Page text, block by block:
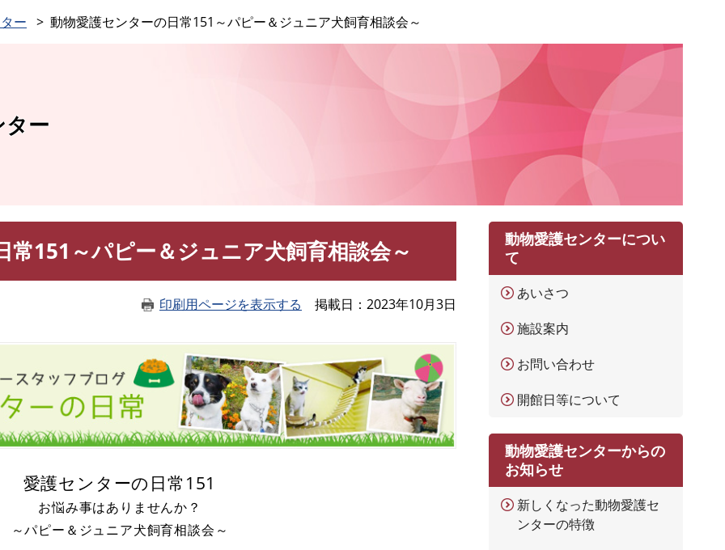
ー 動物愛護センターの日常151～パピー＆ジュニア犬飼育相談会～
ター
常151～パピー＆ジュニア犬飼育相談会～
印刷用ページを表示する 掲載日 2023年10月3日
愛護センターの日常151
お悩み事はありませんか？
～パピー＆ジュニア犬飼育相談会～
動物愛護センターについ
て
あいさつ
施設案内
お問い合わせ
開館日等について
動物愛護センターからの
お知らせ
新しくなった動物愛護セ
ンターの特徴